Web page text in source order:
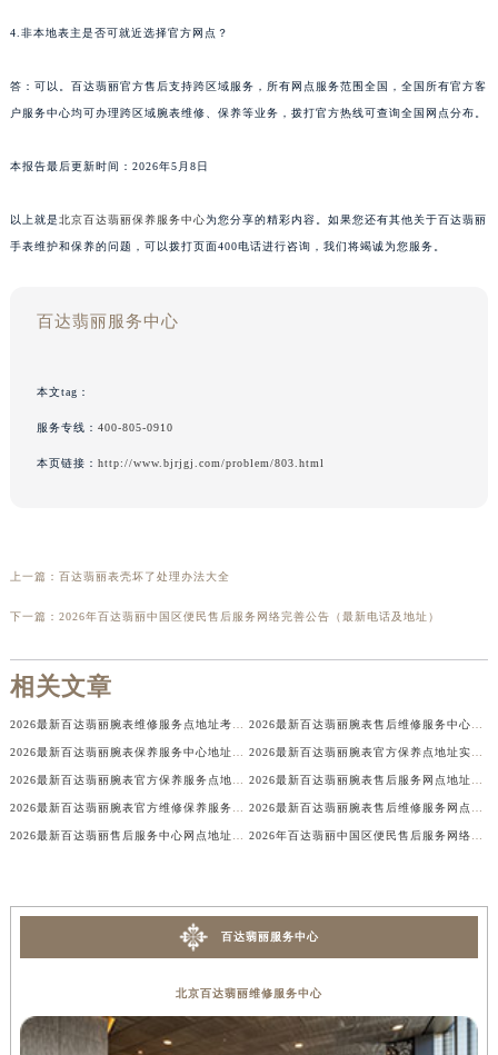
4.非本地表主是否可就近选择官方网点？
答：可以。百达翡丽官方售后支持跨区域服务，所有网点服务范围全国，全国所有官方客
户服务中心均可办理跨区域腕表维修、保养等业务，拨打官方热线可查询全国网点分布。
本报告最后更新时间：2026年5月8日
以上就是北京百达翡丽保养服务中心为您分享的精彩内容。如果您还有其他关于百达翡丽
手表维护和保养的问题，可以拨打页面400电话进行咨询，我们将竭诚为您服务。
百达翡丽服务中心
本文tag：
服务专线： 400-805-0910
本页链接： http://www.bjrjgj.com/problem/803.html
上一篇： 百达翡丽表壳坏了处理办法大全
下一篇： 2026年百达翡丽中国区便民售后服务网络完善公告（最新电话及地址）
相关文章
百达翡丽服务中心
北京百达翡丽维修服务中心